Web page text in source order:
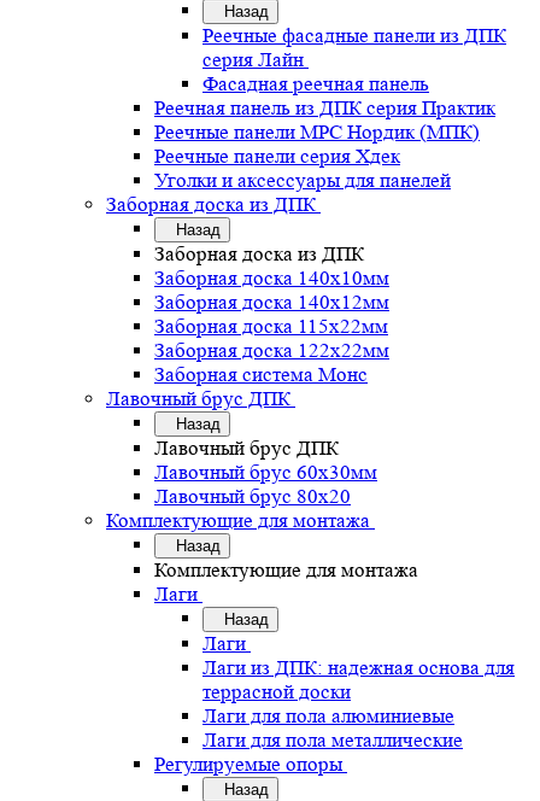
Назад
Реечные фасадные панели из ДПК
серия Лайн
Фасадная реечная панель
Реечная панель из ДПК серия Практик
Реечные панели MPC Нордик (МПК)
Реечные панели серия Хдек
Уголки и аксессуары для панелей
Заборная доска из ДПК
Назад
Заборная доска из ДПК
Заборная доска 140х10мм
Заборная доска 140х12мм
Заборная доска 115х22мм
Заборная доска 122х22мм
Заборная система Монс
Лавочный брус ДПК
Назад
Лавочный брус ДПК
Лавочный брус 60х30мм
Лавочный брус 80х20
Комплектующие для монтажа
Назад
Комплектующие для монтажа
Лаги
Назад
Лаги
Лаги из ДПК: надежная основа для
террасной доски
Лаги для пола алюминиевые
Лаги для пола металлические
Регулируемые опоры
Назад